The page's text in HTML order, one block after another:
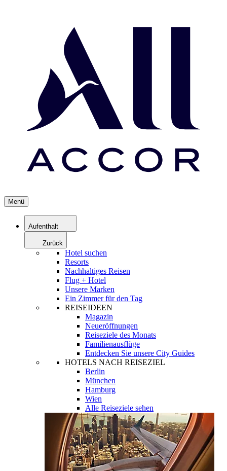
Menü
Aufenthalt
Zurück
Hotel suchen
Resorts
Nachhaltiges Reisen
Flug + Hotel
Unsere Marken
Ein Zimmer für den Tag
REISEIDEEN
Magazin
Neueröffnungen
Reiseziele des Monats
Familienausflüge
Entdecken Sie unsere City Guides
HOTELS NACH REISEZIEL
Berlin
München
Hamburg
Wien
Alle Reiseziele sehen